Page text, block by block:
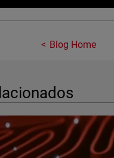
Blog Home